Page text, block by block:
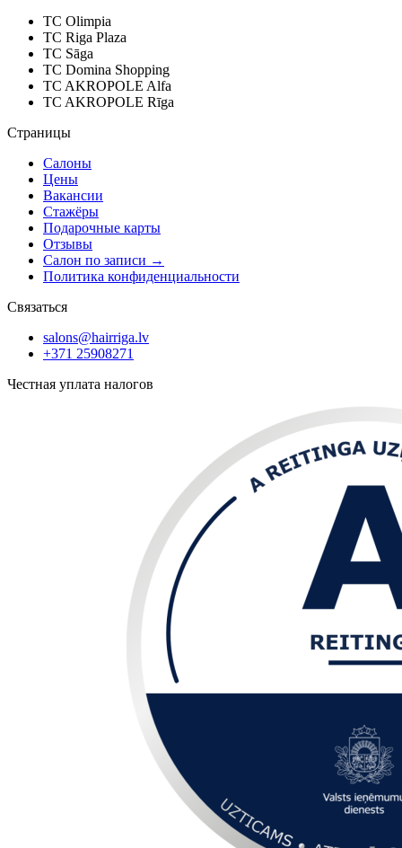
TC Olimpia
TC Riga Plaza
TC Sāga
TC Domina Shopping
TC AKROPOLE Alfa
TC AKROPOLE Rīga
Страницы
Салоны
Цены
Вакансии
Стажёры
Подарочные карты
Отзывы
Салон по записи →
Политика конфиденциальности
Связаться
salons@hairriga.lv
+371 25908271
Честная уплата налогов